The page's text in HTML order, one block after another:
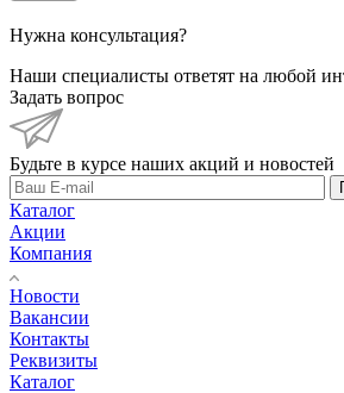
Нужна консультация?
Наши специалисты ответят на любой
Задать вопрос
Будьте в курсе наших акций и новостей
Каталог
Акции
Компания
Новости
Вакансии
Контакты
Реквизиты
Каталог